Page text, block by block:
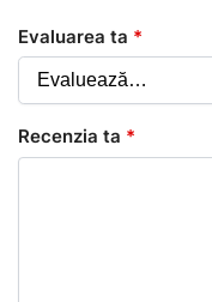
Evaluarea ta *
Recenzia ta *